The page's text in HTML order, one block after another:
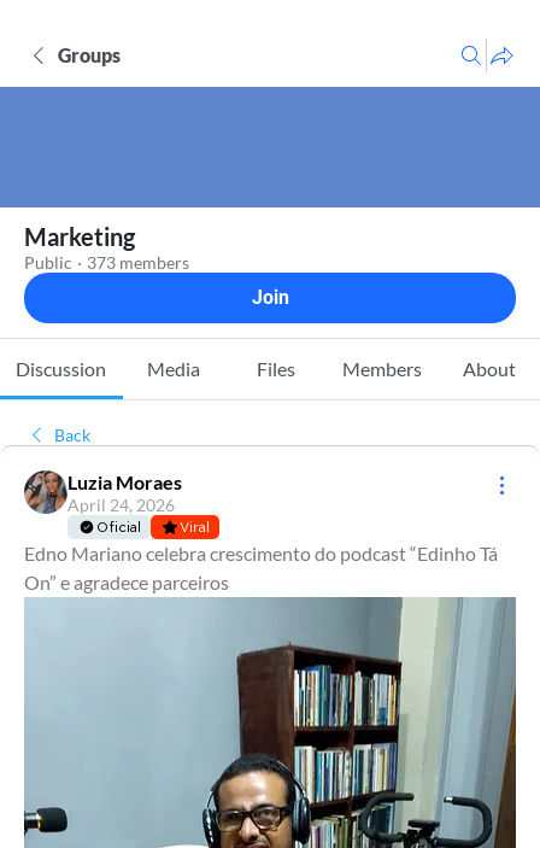
Groups
Marketing
Public · 373 members
Join
Discussion Media Files Members About
Back
Luzia Moraes
April 24, 2026
Oficial Viral
Edno Mariano celebra crescimento do podcast “Edinho Tá
On” e agradece parceiros